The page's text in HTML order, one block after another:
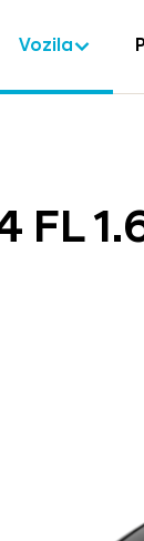
Vozila
FL